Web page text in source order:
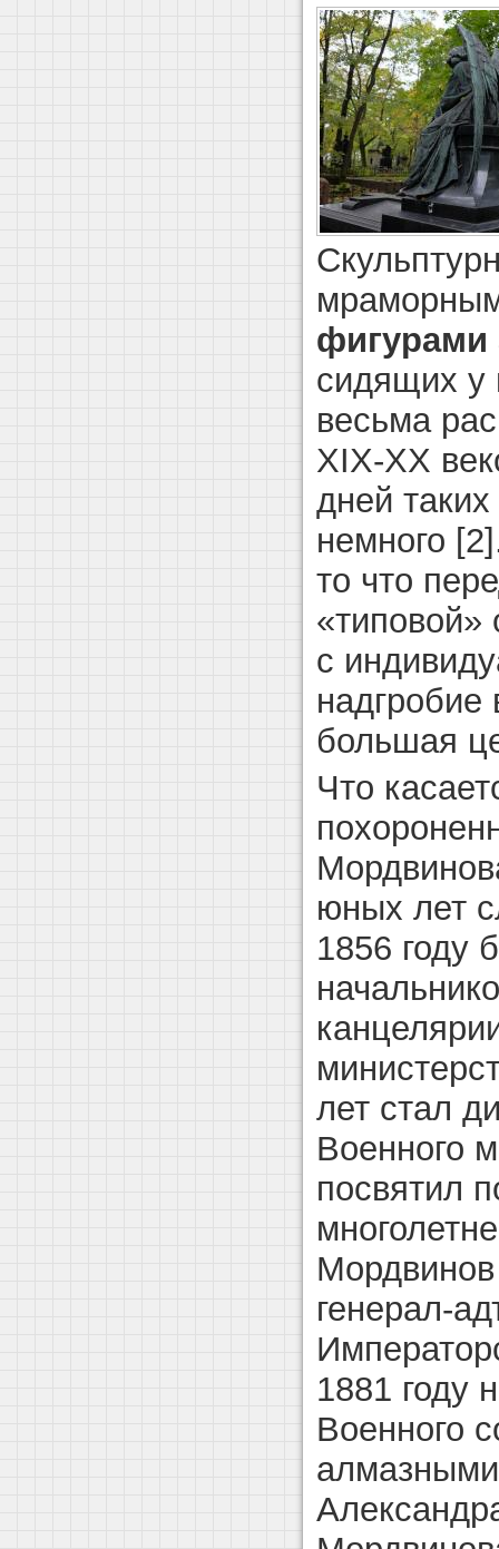
фигурами
сидящих у
весьма
XIX-XX
дней
немного
то что
«типовой»
с
надгробие
большая
Что
юных лет
1856 году
лет стал
Военного
посвятил
генерал-
1881 году
Военного